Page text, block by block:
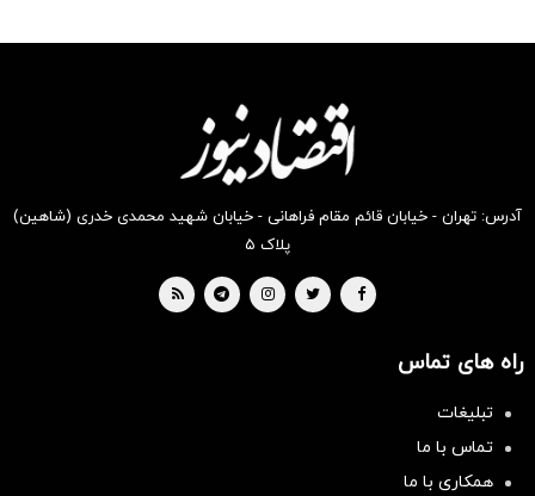
بخر !
بخر !
آدرس: تهران - خیابان قائم مقام فراهانی - خیابان شهید محمدی خدری (شاهین)
پلاک ۵
راه های تماس
تبلیغات
تماس با ما
همکاری با ما